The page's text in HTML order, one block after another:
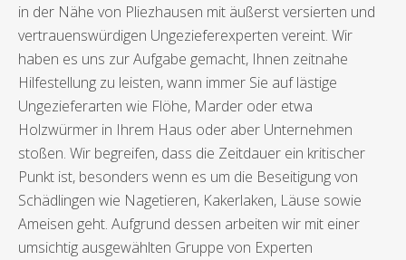
in der Nähe von Pliezhausen mit äußerst versierten und
vertrauenswürdigen Ungezieferexperten vereint. Wir
haben es uns zur Aufgabe gemacht, Ihnen zeitnahe
Hilfestellung zu leisten, wann immer Sie auf lästige
Ungezieferarten wie Flöhe, Marder oder etwa
Holzwürmer in Ihrem Haus oder aber Unternehmen
stoßen. Wir begreifen, dass die Zeitdauer ein kritischer
Punkt ist, besonders wenn es um die Beseitigung von
Schädlingen wie Nagetieren, Kakerlaken, Läuse sowie
Ameisen geht. Aufgrund dessen arbeiten wir mit einer
umsichtig ausgewählten Gruppe von Experten